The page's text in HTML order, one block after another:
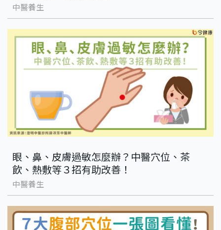
中醫養生
眼、鼻、皮膚過敏怎麼辦？中醫穴位、茶
飲、熱敷等３招有助改善！
中醫養生